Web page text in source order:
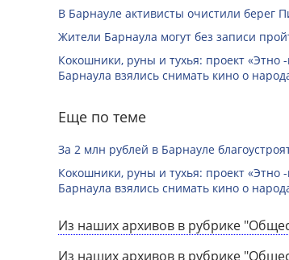
В Барнауле активисты очистили берег
Жители Барнаула могут без записи
Кокошники, руны и тухья: проект
Барнаула взялись снимать кино о
Еще по теме
За 2 млн рублей в Барнауле
Кокошники, руны и тухья: проект
Барнаула взялись снимать кино о
Из наших архивов в рубрике
Из наших архивов в рубрике